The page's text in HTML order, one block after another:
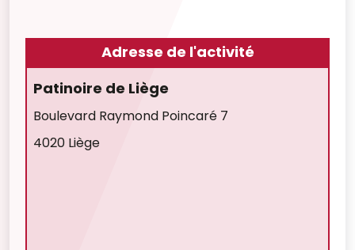
Adresse de l'activité
Patinoire de Liège
Boulevard Raymond Poincaré 7
4020 Liège